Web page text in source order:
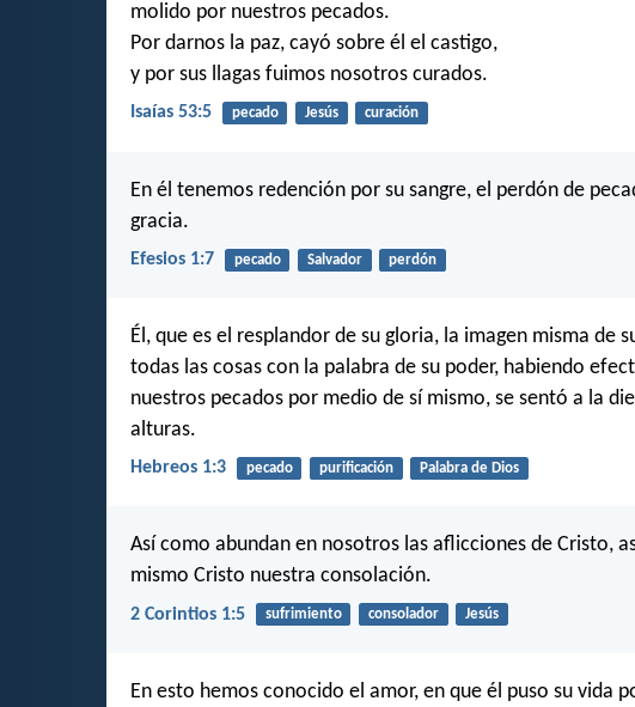
molido por nuestros pecados.
Por darnos la paz, cayó sobre él el castigo,
y por sus llagas fuimos nosotros curados.
Isaías 53:5 pecado Jesús curación
En él tenemos redención por su sangre, el perdón de
gracia.
Efesios 1:7 pecado Salvador perdón
Él, que es el resplandor de su gloria, la imagen misma de
todas las cosas con la palabra de su poder, habiendo
nuestros pecados por medio de sí mismo, se sentó a la
alturas.
Hebreos 1:3 pecado purificación Palabra de Dios
Así como abundan en nosotros las aflicciones de Cristo,
mismo Cristo nuestra consolación.
2 Corintios 1:5 sufrimiento consolador Jesús
En esto hemos conocido el amor, en que él puso su vida